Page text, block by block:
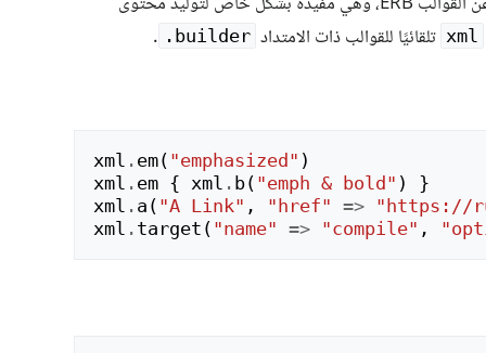
xml تلقائيًا للقوالب ذات الامتداد builder.
.
xml . em( "emphasized" )
xml . em { xml . b( "emph & bold" )
}
xml . a ( "A Link" , "href" =>
"https://
xml . target ( "name" => "compile" ,